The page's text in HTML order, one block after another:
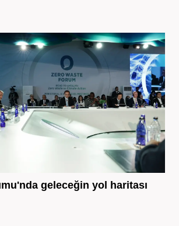
geleceğin yol haritası